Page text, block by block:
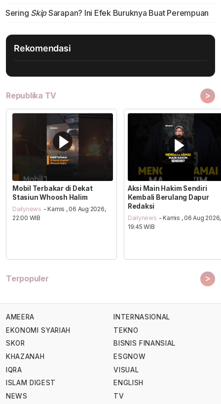
Sering SkipSarapan? Ini Efek Buruknya Buat Perempuan
Rekomendasi
Republika TV >
Mobil Terbakar di Dekat
Stasiun Whoosh Halim
Dailynews - Kamis , 06 Aug 2026,
22:00 WIB
Aksi Main Hakim Sendiri
Kembali Berulang Dapur
Redaksi
Dailynews - Kamis , 06 Aug 2026,
19:45 WIB
Terpopuler >
AMEERA
EKONOMI SYARIAH
SKOR
KHAZANAH
IQRA
ISLAM DIGEST
NEWS
INTERNASIONAL
TEKNO
BISNIS FINANSIAL
ESGNOW
VISUAL
ENGLISH
TV